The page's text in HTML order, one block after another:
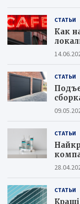
СТАТЬИ
Как
СТАТЬИ
СТАТЬИ
СТАТЬИ